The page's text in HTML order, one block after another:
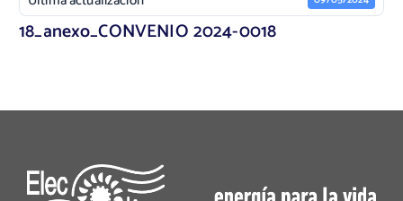
18_anexo_CONVENIO 2024-0018